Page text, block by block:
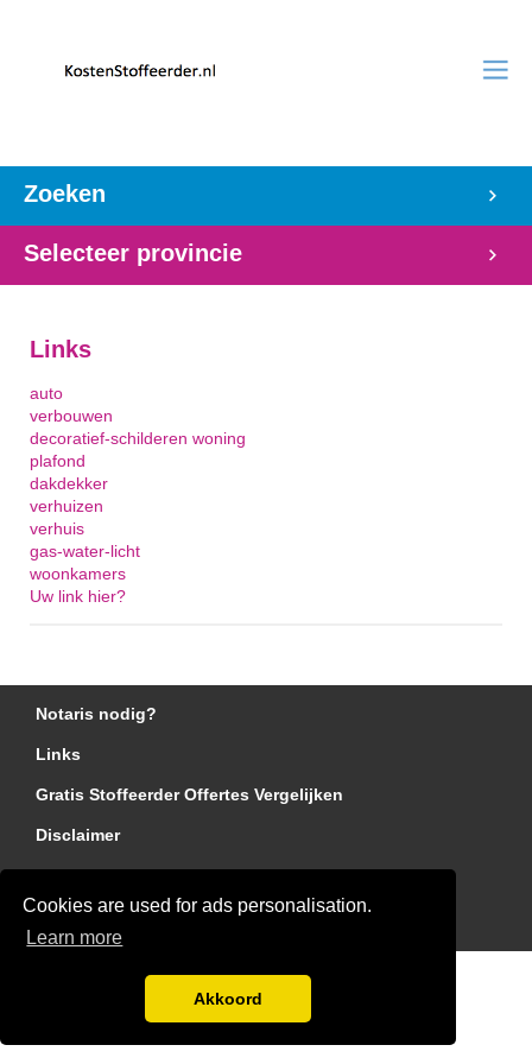
Cookies are used for ads personalisation.
Learn more
Akkoord
Zoeken
Selecteer provincie
Links
auto
verbouwen
decoratief-schilderen woning
plafond
dakdekker
verhuizen
verhuis
gas-water-licht
woonkamers
Uw link hier?
Notaris nodig?
Links
Gratis Stoffeerder Offertes Vergelijken
Disclaimer
Ben jij een stoffeerder?